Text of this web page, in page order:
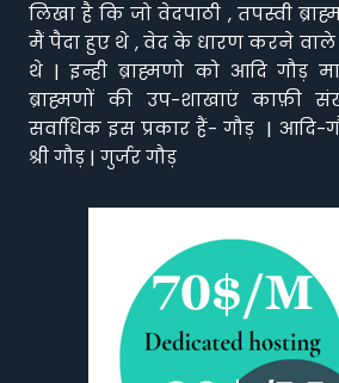
लिखा है कि जो वेदपाठी , तपस्वी
मैं पैदा हुए थे , वेद के धारण करने वाले
थे | इन्ही ब्राह्मणो को आदि गौड़
ब्राह्मणों की उप-शाखाएं काफ़ी
सर्वाधिक इस प्रकार हैं- गौड़ | आदि-
श्री गौड़ | गुर्जर गौड़